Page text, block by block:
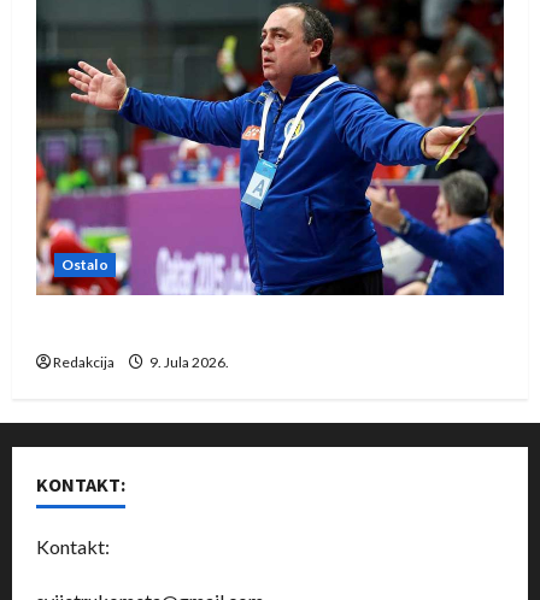
Ostalo
Redakcija 9. Jula 2026.
KONTAKT:
Kontakt: